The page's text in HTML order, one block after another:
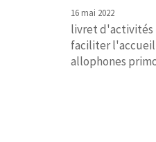
16 mai 2022
livret d'activités
faciliter
allophones